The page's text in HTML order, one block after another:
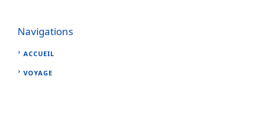
Navigations
ACCUEIL
VOYAGE